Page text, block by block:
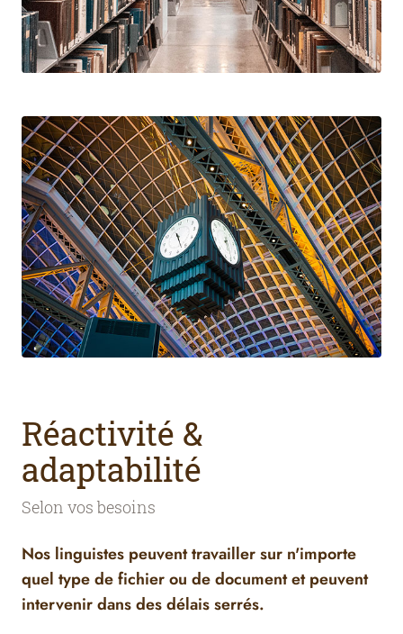
Réactivité &
adaptabilité
Selon vos besoins
Nos linguistes peuvent travailler sur n'importe
quel type de fichier ou de document et peuvent
intervenir dans des délais serrés.